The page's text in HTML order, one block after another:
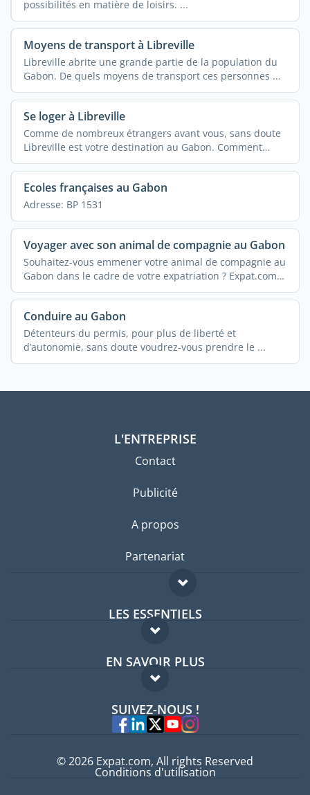
possibilités en matière de loisirs. ...
Moyens de transport à Libreville
Libreville abrite une grande partie de la population du
Gabon. De quels moyens de transport ces personnes ...
Se loger à Libreville
Comme de nombreux étrangers avant vous, sans doute
Libreville est votre destination au Gabon. Comment
rendre ...
Ecoles françaises au Gabon
Adresse: BP 1531
Voyager avec son animal de compagnie au Gabon
Souhaitez-vous emmener votre animal de compagnie au
Gabon dans le cadre de votre expatriation ? Expat.com
...
Conduire au Gabon
Détenteurs du permis, pour plus de liberté et
d’autonomie, sans doute voudrez-vous prendre le ...
L'ENTREPRISE
Contact
Publicité
A propos
Partenariat
LES ESSENTIELS
Forum expatriés
Guides pays
EN SAVOIR PLUS
FAQ
Experts
SUIVEZ-NOUS !
© 2026 Expat.com, All rights Reserved
Conditions d'utilisation